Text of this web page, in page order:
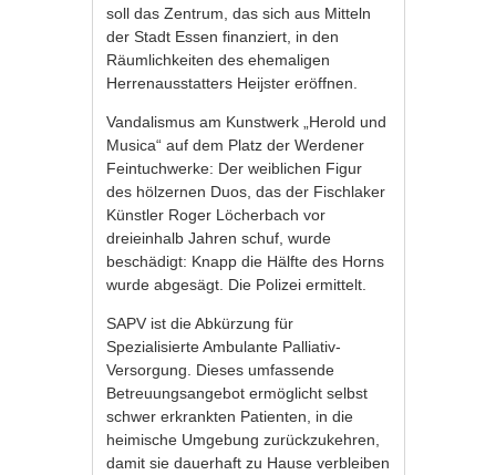
soll das Zentrum, das sich aus Mitteln
der Stadt Essen finanziert, in den
Räumlichkeiten des ehemaligen
Herrenausstatters Heijster eröffnen.
Vandalismus am Kunstwerk „Herold und
Musica“ auf dem Platz der Werdener
Feintuchwerke: Der weiblichen Figur
des hölzernen Duos, das der Fischlaker
Künstler Roger Löcherbach vor
dreieinhalb Jahren schuf, wurde
beschädigt: Knapp die Hälfte des Horns
wurde abgesägt. Die Polizei ermittelt.
SAPV ist die Abkürzung für
Spezialisierte Ambulante Palliativ-
Versorgung. Dieses umfassende
Betreuungsangebot ermöglicht selbst
schwer erkrankten Patienten, in die
heimische Umgebung zurückzukehren,
damit sie dauerhaft zu Hause verbleiben